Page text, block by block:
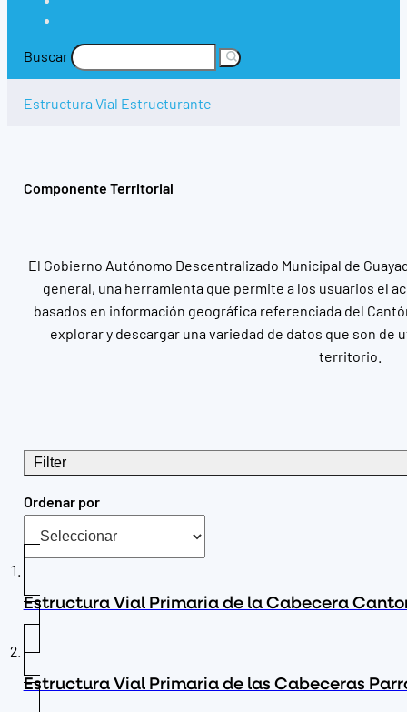
Buscar
Estructura Vial Estructurante
Componente Territorial
El Gobierno Autónomo Descentralizado Municipal de
general, una herramienta que permite a los usuarios el
basados en información geográfica referenciada del
explorar y descargar una variedad de datos que son de
territorio.
Filter
Ordenar por
Estructura Vial Primaria de la Cabecera
Estructura Vial Primaria de las Cabeceras